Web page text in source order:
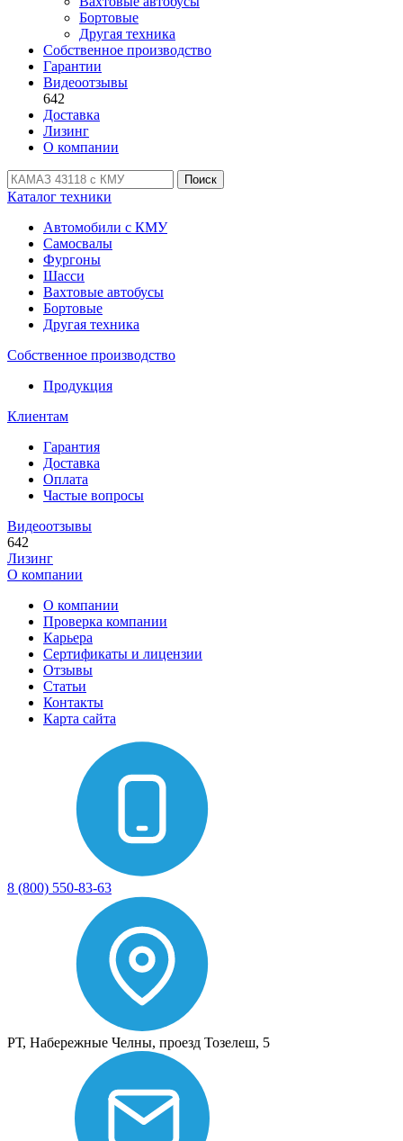
Бортовые
Другая техника
Собственное производство
Гарантии
Видеоотзывы
642
Доставка
Лизинг
О компании
Поиск
Каталог техники
Автомобили с КМУ
Самосвалы
Фургоны
Шасси
Вахтовые автобусы
Бортовые
Другая техника
Собственное производство
Продукция
Клиентам
Гарантия
Доставка
Оплата
Частые вопросы
Видеоотзывы
642
Лизинг
О компании
О компании
Проверка компании
Карьера
Сертификаты и лицензии
Отзывы
Статьи
Контакты
Карта сайта
8 (800) 550-83-63
РТ, Набережные Челны, проезд Тозелеш, 5